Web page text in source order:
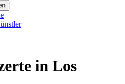
in Los